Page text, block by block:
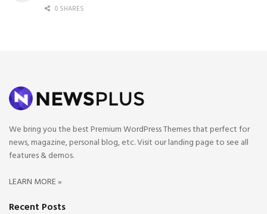
0 SHARES
We bring you the best Premium WordPress Themes that perfect for
news, magazine, personal blog, etc. Visit our landing page to see all
features & demos.
LEARN MORE »
Recent Posts